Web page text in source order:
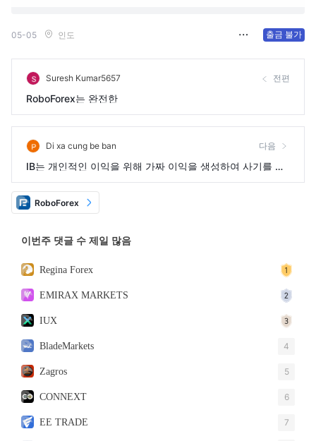
05-05 인도 출금 불가
Suresh Kumar5657 전편
RoboForex는 완전한
Di xa cung be ban 다음
IB는 개인적인 이익을 위해 가짜 이익을 생성하여 사기를 칩
니다.
RoboForex
이번주 댓글 수 제일 많음
Regina Forex
EMIRAX MARKETS
IUX
BladeMarkets 4
Zagros 5
CONNEXT 6
EE TRADE 7